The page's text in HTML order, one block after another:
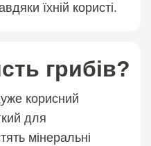
їхній користі.
грибів?
корисний
для
мінеральні